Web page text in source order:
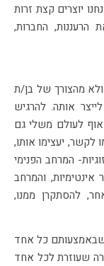
יוצרים קצת זרות
הרעננות, החברות,
מהצורך של בן/ת
אותה. להרגיש
לעולם משלי גם
לקשר, יעצימו אותו,
המרחב הפנימי
והמרחב
להסתקרן ממנו,
שבאמצעותם כל אחד
שעוזרת לכל אחד